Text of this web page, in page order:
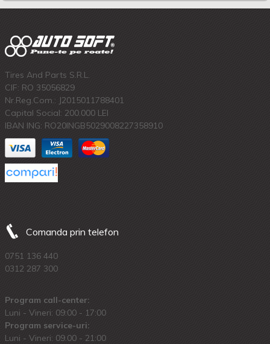
Tires And Parts S.R.L.
CIF: RO 35056829
Nr.Reg.Com.: J2015011788401
Capital Social: 200.000 LEI
IBAN ING: RO20INGB5029008227358910
Comanda prin telefon
0751 136 440
0312 287 300
Program call-center:
Luni - Vineri: 09:00 - 17:00
Program service-uri:
Luni - Vineri: 09.00 - 21:00